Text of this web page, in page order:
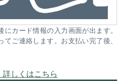
カード情報の入力画面が出ます。
ご連絡します。お支払い完了後、
しくはこちら